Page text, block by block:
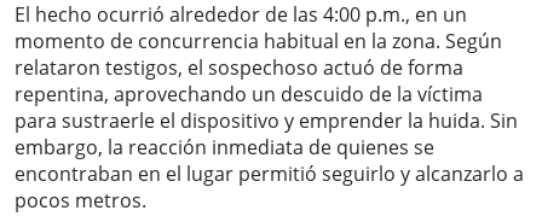
El hecho ocurrió alrededor de las 4:00 p.m., en un
momento de concurrencia habitual en la zona. Según
relataron testigos, el sospechoso actuó de forma
repentina, aprovechando un descuido de la víctima
para sustraerle el dispositivo y emprender la huida. Sin
embargo, la reacción inmediata de quienes se
encontraban en el lugar permitió seguirlo y alcanzarlo a
pocos metros.